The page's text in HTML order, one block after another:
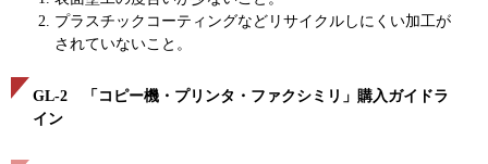
プラスチックコーティングなどリサイクルしにくい加工が
されていないこと。
GL-2 「コピー機・プリンタ・ファクシミリ」購入ガイドラ
イン